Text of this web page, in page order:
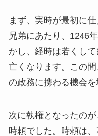
まず、実時が最初に
兄弟にあたり、1246
かし、経時は若くし
亡くなります。この
の政務に携わる機会を
次に執権となったの
時頼でした。時頼は